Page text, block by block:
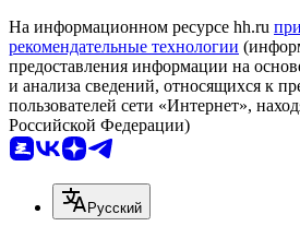
На информационном ресурсе hh.ru
рекомендательные технологии
предоставления информации на
и анализа сведений, относящихся к
пользователей сети «Интернет»,
Российской Федерации)
Русский